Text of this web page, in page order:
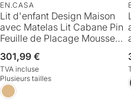
EN.CASA
Lit d'enfant Design Maison
avec Matelas Lit Cabane Pin
Feuille de Placage Mousse à
Polyester Plusieurs
Couleurs
70x140cm/80x160cm/90x2
00cm [en.casa] [neu.haus]
Prix
habituel
301,99 €
TVA incluse
Plusieurs tailles